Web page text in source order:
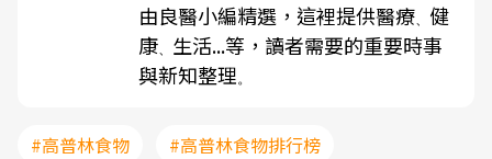
由良醫小編精選，這裡提供醫療、 健
康、 生活...等，讀者需要的重要時事
與新知整理。
#高普林食物
#高普林食物排行榜